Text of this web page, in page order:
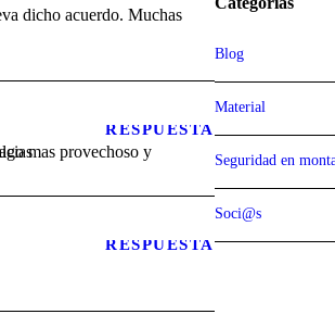
RESPUESTA
gracias
RESPUESTA
Blog
Material
Seguridad en
Soci@s